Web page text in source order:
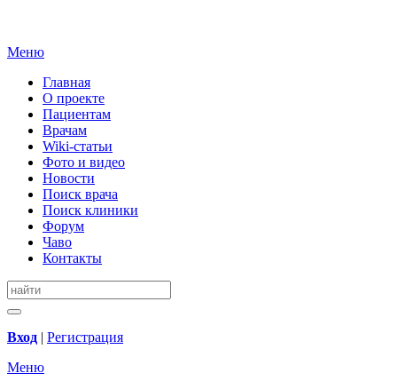
Меню
Главная
О проекте
Пациентам
Врачам
Wiki-статьи
Фото и видео
Новости
Поиск врача
Поиск клиники
Форум
Чаво
Контакты
Вход | Регистрация
Меню